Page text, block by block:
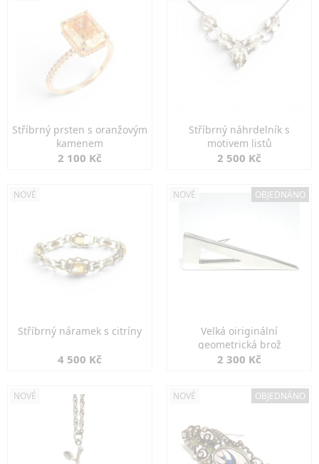
Stříbrný prsten s oranžovým
kamenem
2 100 Kč
Stříbrný náhrdelník s
motivem listů
2 500 Kč
NOVÉ
Stříbrný náramek s citríny
4 500 Kč
NOVÉ OBJEDNÁNO
Velká oiriginální
geometrická brož
2 300 Kč
NOVÉ NOVÉ OBJEDNÁNO